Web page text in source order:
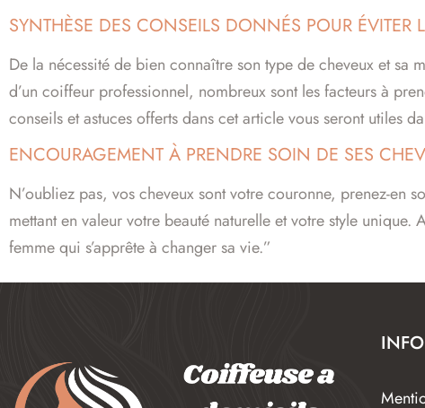
SYNTHÈSE DES CONSEILS DONNÉS POUR ÉVITER
De la nécessité de bien connaître son type de cheveux et
d’un coiffeur professionnel, nombreux sont les facteurs à
conseils et astuces offerts dans cet article vous seront utiles
ENCOURAGEMENT À PRENDRE SOIN DE SES
N’oubliez pas, vos cheveux sont votre couronne, prenez-en
mettant en valeur votre beauté naturelle et votre style
femme qui s’apprête à changer sa vie.”